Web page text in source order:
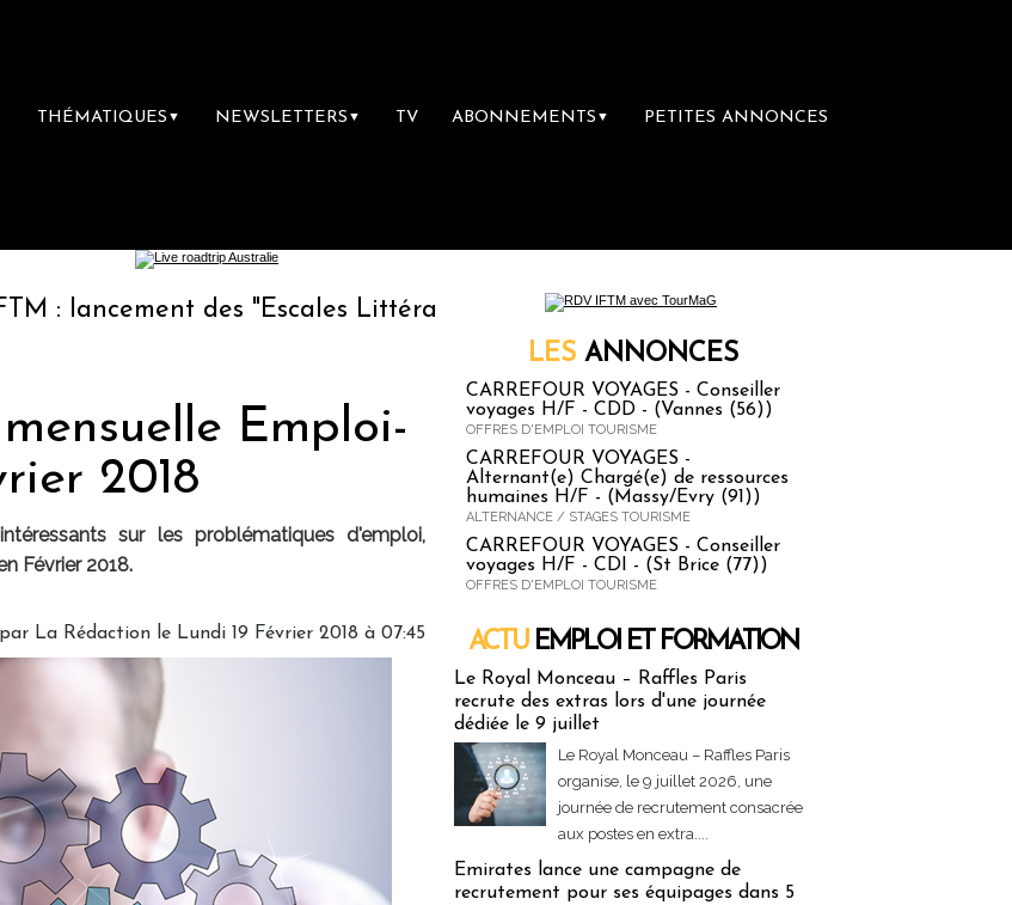
THÉMATIQUES ▼ NEWSLETTERS ▼ TV ABONNEMENTS ▼ PETITES ANNONCES
des "Escales Littéraires", la première librairie du voyage
Emploi-
2018
sur les problématiques d'emploi,
Février 2018.
La Rédaction le Lundi 19 Février 2018 à 07:45
LES ANNONCES
CARREFOUR VOYAGES - Conseiller
voyages H/F - CDD - (Vannes (56))
OFFRES D'EMPLOI TOURISME
CARREFOUR VOYAGES -
Alternant(e) Chargé(e) de ressources
humaines H/F - (Massy/Evry (91))
ALTERNANCE / STAGES TOURISME
CARREFOUR VOYAGES - Conseiller
voyages H/F - CDI - (St Brice (77))
OFFRES D'EMPLOI TOURISME
ACTU EMPLOI ET FORMATION
Le Royal Monceau – Raffles Paris
recrute des extras lors d'une journée
dédiée le 9 juillet
Le Royal Monceau – Raffles Paris
organise, le 9 juillet 2026, une
journée de recrutement consacrée
aux postes en extra....
Emirates lance une campagne de
recrutement pour ses équipages dans 5